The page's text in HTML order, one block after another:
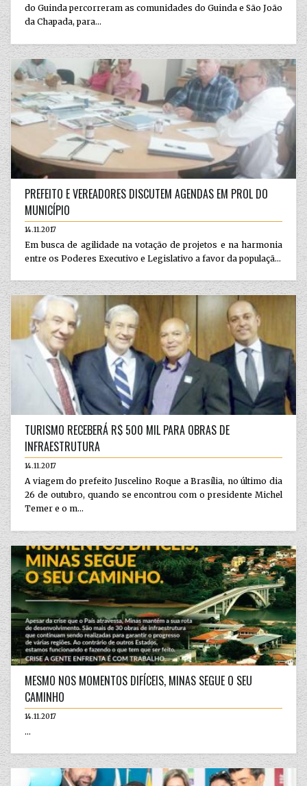
do Guinda percorreram as comunidades do Guinda e São João
da Chapada, para...
PREFEITO E VEREADORES DISCUTEM AGENDAS EM PROL DO
MUNICÍPIO
14.11.2017
Em busca de agilidade na votação de projetos e na harmonia
entre os Poderes Executivo e Legislativo a favor da populaçã...
TURISMO RECEBERÁ R$ 500 MIL PARA OBRAS DE
INFRAESTRUTURA
14.11.2017
A viagem do prefeito Juscelino Roque a Brasília, no último dia
26 de outubro, quando se encontrou com o presidente Michel
Temer e o m...
MESMO NOS MOMENTOS DIFÍCEIS, MINAS SEGUE O SEU
CAMINHO
14.11.2017
...